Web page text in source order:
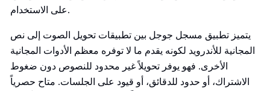
على الاستخدام.
يتميز تطبيق مسجل جوجل بين تطبيقات تحويل الصوت إلى نص
المجانية للأندرويد لكونه يقدم ما لا توفره معظم الأدوات المجانية
الأخرى. فهو يوفر تحويلاً غير محدود للنصوص دون ضغوط
الاشتراك، أو حدود للدقائق، أو قيود على الجلسات. متاح حصرياً